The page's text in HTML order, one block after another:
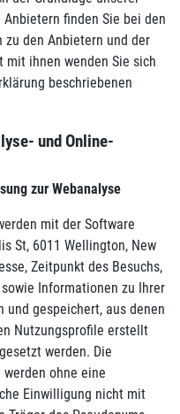
finden Sie bei den
zu den Anbietern und der
mit ihnen wenden Sie sich
beschriebenen
und Online-
zur Webanalyse
mit der Software
St, 6011 Wellington, New
Zeitpunkt des Besuchs,
Informationen zu Ihrer
und gespeichert, aus denen
Nutzungsprofile erstellt
werden. Die
ohne eine
Einwilligung nicht mit